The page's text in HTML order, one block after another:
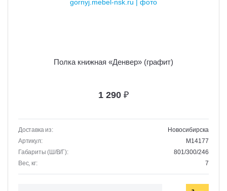
Полка книжная «Денвер» (графит)
1 290 ₽
Доставка из:
Новосибирска
Артикул:
M14177
Габариты (Ш/В/Г):
801/300/246
Вес, кг:
7